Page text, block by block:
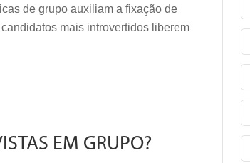
de grupo auxiliam a fixação de
mais introvertidos liberem
EM GRUPO?